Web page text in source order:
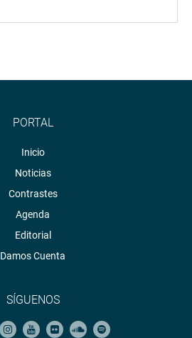
PORTAL
Inicio
Noticias
Contrastes
Agenda
Editorial
Damos Cuenta
SÍGUENOS